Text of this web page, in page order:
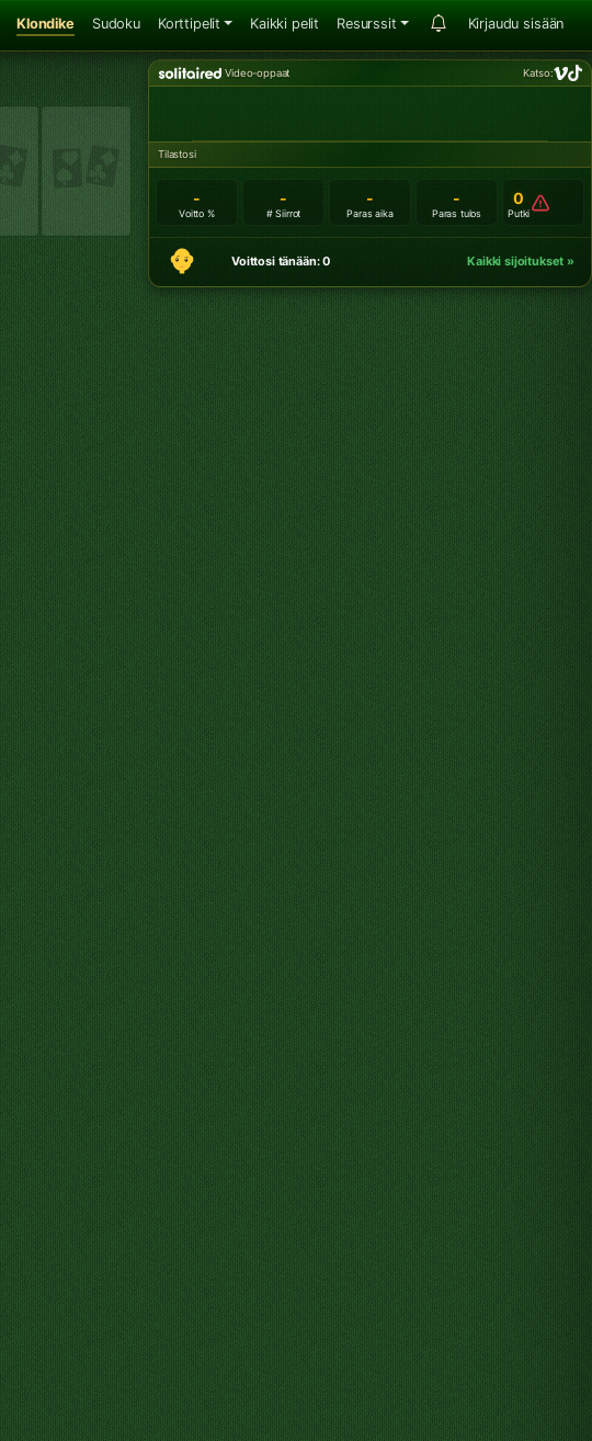
Klondike Sudoku Korttipelit Kaikki pelit Resurssit Kirjaudu sisään
Video-oppaat Katso:
Tilastosi
-
Voitto %
-
# Siirrot
-
Paras aika
-
Paras tulos
0
Putki
Voittosi tänään: 0 Kaikki sijoitukset »